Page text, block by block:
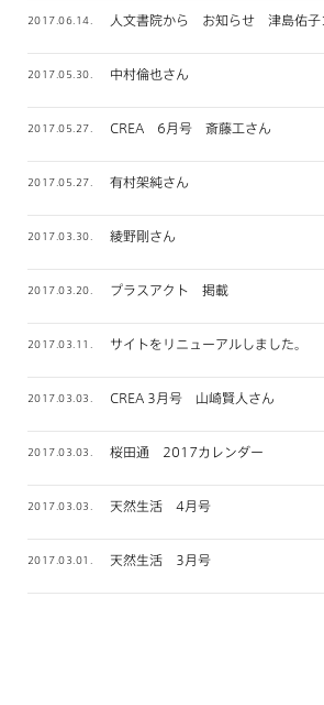
2017.06.14. 人文書院から お知らせ 津島佑子
2017.05.30. 中村倫也さん
2017.05.27. CREA 6月号 斎藤工さん
2017.05.27. 有村架純さん
2017.03.30. 綾野剛さん
2017.03.20. プラスアクト 掲載
2017.03.11. サイトをリニューアルしました。
2017.03.03. CREA 3月号 山崎賢人さん
2017.03.03. 桜田通 2017カレンダー
2017.03.03. 天然生活 4月号
2017.03.01. 天然生活 3月号